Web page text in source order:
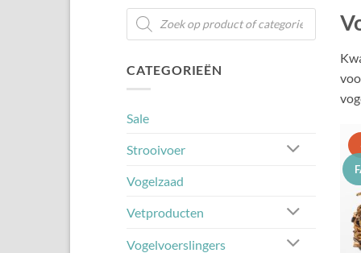
Producten
zoeken
CATEGORIEËN
Sale
Strooivoer
Vogelzaad
Vetproducten
Vogelvoerslingers